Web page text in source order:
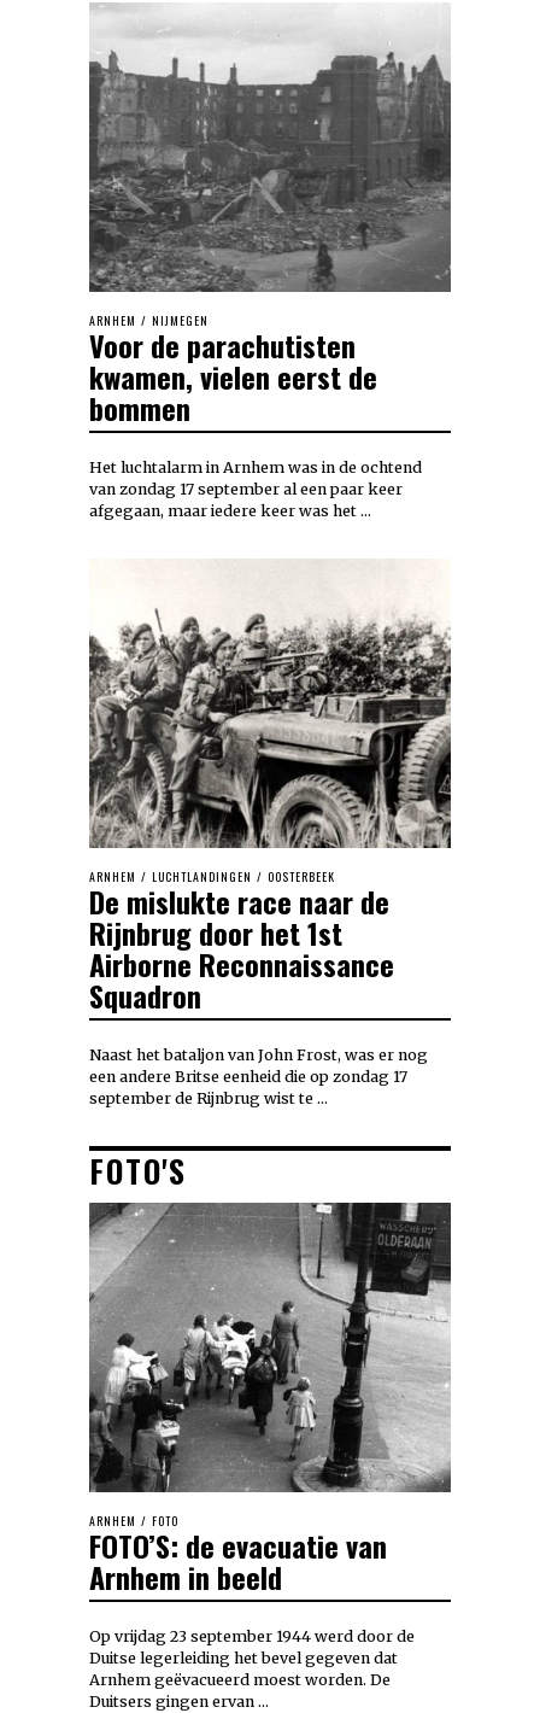
ARNHEM / NIJMEGEN
Voor de parachutisten
kwamen, vielen eerst de
bommen
Het luchtalarm in Arnhem was in de ochtend
van zondag 17 september al een paar keer
afgegaan, maar iedere keer was het …
ARNHEM / LUCHTLANDINGEN / OOSTERBEEK
De mislukte race naar de
Rijnbrug door het 1st
Airborne Reconnaissance
Squadron
Naast het bataljon van John Frost, was er nog
een andere Britse eenheid die op zondag 17
september de Rijnbrug wist te …
FOTO'S
ARNHEM / FOTO
FOTO’S: de evacuatie van
Arnhem in beeld
Op vrijdag 23 september 1944 werd door de
Duitse legerleiding het bevel gegeven dat
Arnhem geëvacueerd moest worden. De
Duitsers gingen ervan …